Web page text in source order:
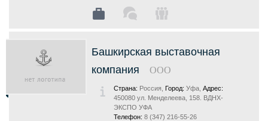
Башкирская выставочная
компания
ООО
Страна: Россия, Город: Уфа, Адрес:
450080 ул. Менделеева, 158. ВДНХ-
ЭКСПО УФА
Телефон: 8 (347) 216-55-26